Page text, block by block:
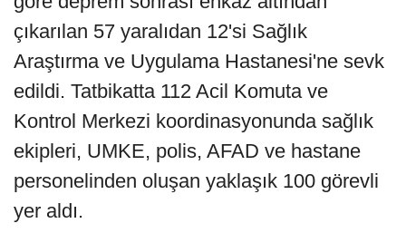
çıkarılan 57 yaralıdan 12'si Sağlık
Araştırma ve Uygulama Hastanesi'ne sevk
edildi. Tatbikatta 112 Acil Komuta ve
Kontrol Merkezi koordinasyonunda sağlık
ekipleri, UMKE, polis, AFAD ve hastane
personelinden oluşan yaklaşık 100 görevli
yer aldı.